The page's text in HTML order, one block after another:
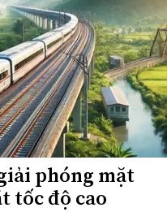
phóng mặt
tốc độ cao